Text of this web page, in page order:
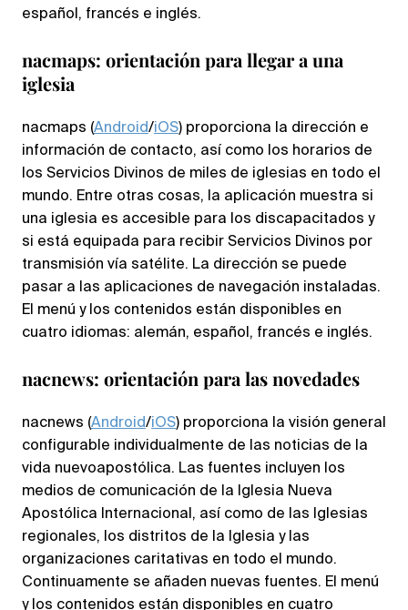
español, francés e inglés.
nacmaps: orientación para llegar a una
iglesia
nacmaps (Android/iOS) proporciona la dirección e
información de contacto, así como los horarios de
los Servicios Divinos de miles de iglesias en todo el
mundo. Entre otras cosas, la aplicación muestra si
una iglesia es accesible para los discapacitados y
si está equipada para recibir Servicios Divinos por
transmisión vía satélite. La dirección se puede
pasar a las aplicaciones de navegación instaladas.
El menú y los contenidos están disponibles en
cuatro idiomas: alemán, español, francés e inglés.
nacnews: orientación para las novedades
nacnews (Android/iOS) proporciona la visión general
configurable individualmente de las noticias de la
vida nuevoapostólica. Las fuentes incluyen los
medios de comunicación de la Iglesia Nueva
Apostólica Internacional, así como de las Iglesias
regionales, los distritos de la Iglesia y las
organizaciones caritativas en todo el mundo.
Continuamente se añaden nuevas fuentes. El menú
y los contenidos están disponibles en cuatro